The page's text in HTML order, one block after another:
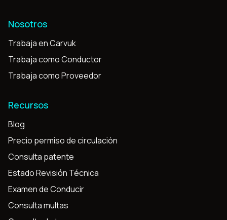
Nosotros
Trabaja en Carvuk
Trabaja como Conductor
Trabaja como Proveedor
Recursos
Blog
Precio permiso de circulación
Consulta patente
Estado Revisión Técnica
Examen de Conducir
Consulta multas